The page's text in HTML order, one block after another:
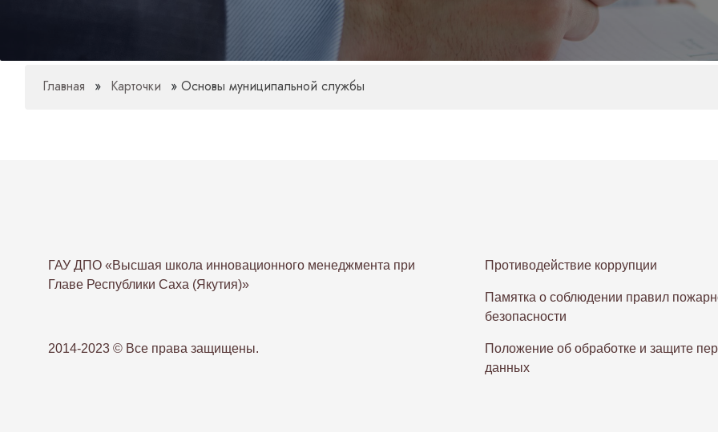
Главная » Карточки » Основы муниципальной службы
ГАУ ДПО «Высшая школа инновационного менеджмента при
Главе Республики Саха (Якутия)»
2014-2023 © Все права защищены.
Противодействие коррупции
Памятка о соблюдении правил
безопасности
Положение об обработке и защите
данных